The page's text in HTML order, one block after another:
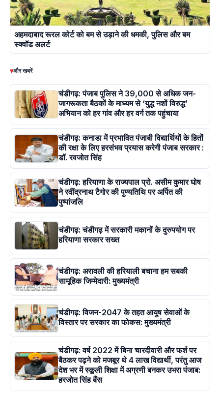
अहमदाबाद रूरल कोर्ट को बम से उड़ाने की धमकी, पुलिस और बम
स्क्वॉड अलर्ट
▾और खबरें
चंडीगढ़: पंजाब पुलिस ने 39,000 से अधिक जन-
जागरूकता बैठकों के माध्यम से ‘युद्ध नशों विरुद्ध’
अभियान को हर गांव और हर वर्ग तक पहुंचाया
चंडीगढ़: कनाडा में प्रभावित पंजाबी विद्यार्थियों के हितों
की रक्षा के लिए हरसंभव प्रयास करेगी पंजाब सरकार :
डॉ. रवजोत सिंह
चंडीगढ़: हरियाणा के राज्यपाल प्रो. असीम कुमार घोष
ने रवींद्रनाथ टैगोर की पुण्यतिथि पर अर्पित की
पुष्पांजलि
चंडीगढ़: चंडीगढ़ में सरकारी मकानों के दुरुपयोग पर
हरियाणा सरकार सख्त
चंडीगढ़: अरावली की हरियाली बचाना हम सबकी
सामूहिक जिम्मेदारी: मुख्यमंत्री
चंडीगढ़: विजन-2047 के तहत आयुष सेवाओं के
विस्तार पर सरकार का फोकस: मुख्यमंत्री
चंडीगढ़: वर्ष 2022 में बिना चारदीवारी और फर्श पर
बैठकर पढ़ने को मजबूर थे 4 लाख विद्यार्थी, परंतु आज
देश भर में स्कूली शिक्षा में अग्रणी बनकर उभरा पंजाब:
हरजोत सिंह बैंस